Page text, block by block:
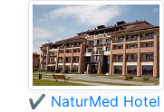
✔️ NaturMed Hotel